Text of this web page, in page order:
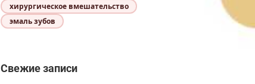
хирургическое вмешательство
эмаль зубов
Свежие записи